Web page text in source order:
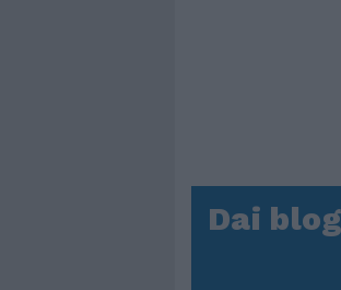
Dai blog